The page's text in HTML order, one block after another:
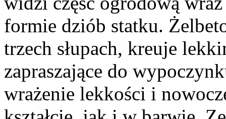
formie dziób statku.
trzech słupach, kreuje
zapraszające do
wrażenie lekkości i